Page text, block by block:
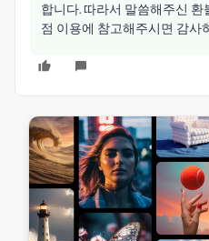
합니다. 따라서 말씀해주신
점 이용에 참고해주시면 감사